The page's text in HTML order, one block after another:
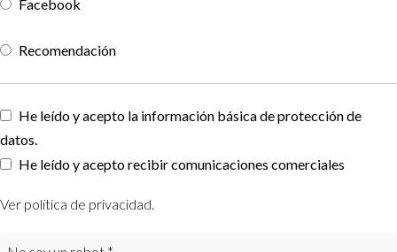
Facebook
Recomendación
Phone
Number
*
He leído y acepto la información básica de protección de
datos.
He leído y acepto recibir comunicaciones comerciales
Ver política de privacidad.